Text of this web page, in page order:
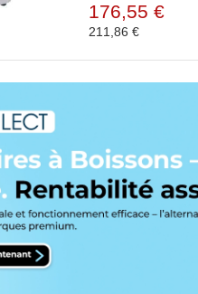
176,55 €
211,86 €